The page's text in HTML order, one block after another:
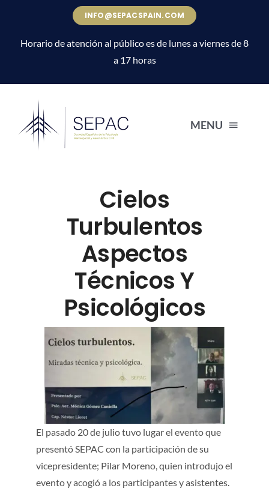
contenido
INFO@SEPACSPAIN.COM
Horario de atención al público es de lunes a viernes de 8
a 17 horas
MENU
NOSOTROS
FAQ
NOTICIAS
CONTACTO
EVENTOS
Cielos
Turbulentos
Aspectos
Técnicos Y
Psicológicos
El pasado 20 de julio tuvo lugar el evento que
presentó SEPAC con la participación de su
vicepresidente; Pilar Moreno, quien introdujo el
evento y acogió a los participantes y asistentes.